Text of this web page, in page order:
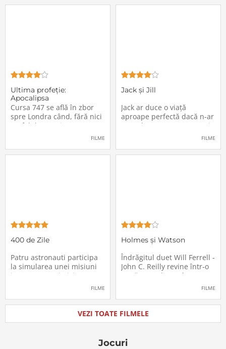
Ultima profeţie:
Apocalipsa
Cursa 747 se află în zbor
spre Londra când, fără nici
un fel de avertisment,
pasagerii încep să dispară
locurile lor. Teroarea și
FILME
Jack și Jill
Jack ar duce o viață
aproape perfectă dacă n-ar
avea de suportat o excepție
sărbători - sora lui
FILME
400 de Zile
Patru astronauti participa
la simularea unei misiuni
in care sunt trimisi pe o
psihologice pe care le are
calatoria in spatiu. Starea
mentala a astronautilor
FILME
Holmes și Watson
Îndrăgitul duet Will Ferrell -
John C. Reilly revine într-o
nouă comedie: Holmes &
Watson, povestea super-
Holmes și a asistentului
său, dr. Watson, inspirată
de romanul best-seller al
De data
FILME
VEZI TOATE FILMELE
Jocuri